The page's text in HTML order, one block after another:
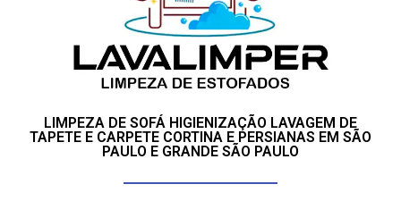
LIMPEZA DE SOFÁ HIGIENIZAÇÃO LAVAGEM DE
TAPETE E CARPETE CORTINA E PERSIANAS EM SÃO
PAULO E GRANDE SÃO PAULO